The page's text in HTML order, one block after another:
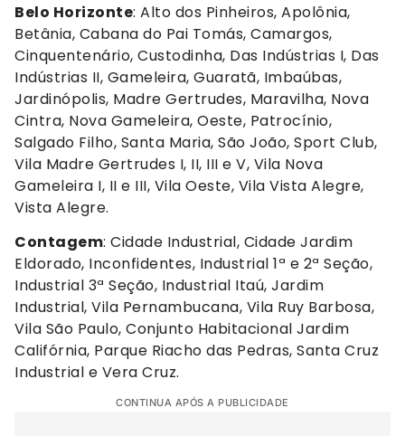
Belo Horizonte: Alto dos Pinheiros, Apolônia,
Betânia, Cabana do Pai Tomás, Camargos,
Cinquentenário, Custodinha, Das Indústrias I, Das
Indústrias II, Gameleira, Guaratã, Imbaúbas,
Jardinópolis, Madre Gertrudes, Maravilha, Nova
Cintra, Nova Gameleira, Oeste, Patrocínio,
Salgado Filho, Santa Maria, São João, Sport Club,
Vila Madre Gertrudes I, II, III e V, Vila Nova
Gameleira I, II e III, Vila Oeste, Vila Vista Alegre,
Vista Alegre.
Contagem: Cidade Industrial, Cidade Jardim
Eldorado, Inconfidentes, Industrial 1ª e 2ª Seção,
Industrial 3ª Seção, Industrial Itaú, Jardim
Industrial, Vila Pernambucana, Vila Ruy Barbosa,
Vila São Paulo, Conjunto Habitacional Jardim
Califórnia, Parque Riacho das Pedras, Santa Cruz
Industrial e Vera Cruz.
CONTINUA APÓS A PUBLICIDADE